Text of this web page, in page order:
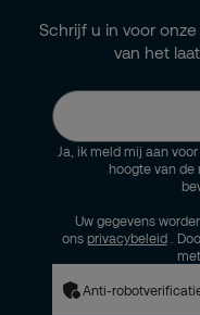
Schrijf u in voor
van het
Ja, ik meld mij aan
hoogte van de
Uw gegevens
ons privacybeleid
.
Anti-